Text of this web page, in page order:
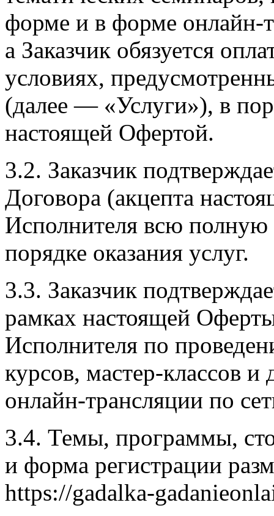
форме и в форме онлайн-
а Заказчик обязуется
условиях,
(далее — «Услуги»), в
настоящей Офертой.
3.2. Заказчик
Договора (акцепта
Исполнителя всю
порядке оказания услуг.
3.3. Заказчик
рамках настоящей
Исполнителя по
курсов, мастер-классов
онлайн-трансляции по
3.4. Темы, программы,
и форма регистрации
https://gadalka-